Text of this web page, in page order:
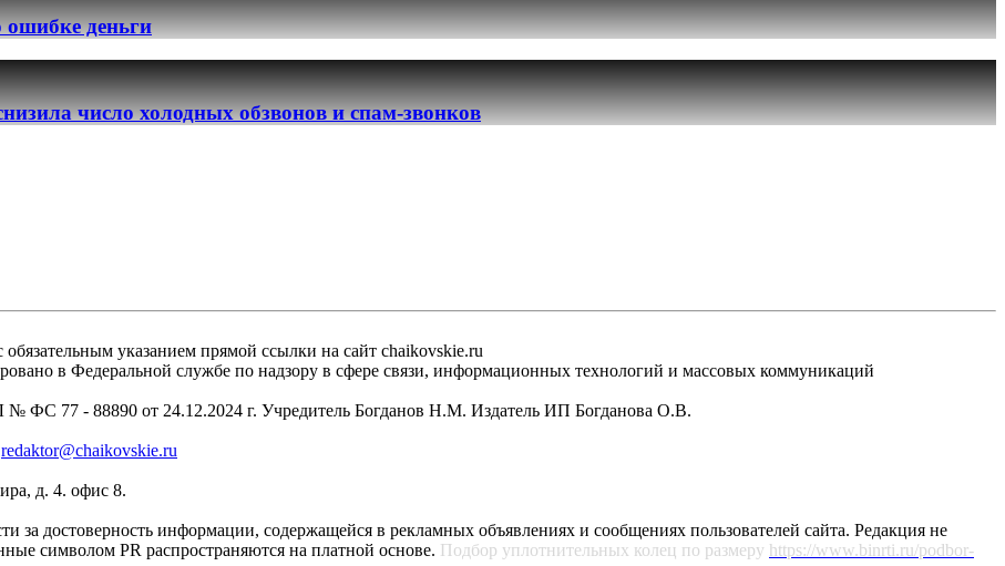
ошибке деньги
число холодных обзвонов и спам-звонков
указанием прямой ссылки на сайт chaikovskie.ru
в Федеральной службе по надзору в сфере связи, информационных технологий и массовых коммуникаций
№ ФС 77 - 88890 от 24.12.2024 г. Учредитель Богданов Н.М. Издатель ИП Богданова О.В.
redaktor@chaikovskie.ru
д. 4. офис 8.
за достоверность информации, содержащейся в рекламных объявлениях и сообщениях пользователей сайта. Редакция не
символом PR распространяются на платной основе. Подбор уплотнительных колец по размеру https://www.binrti.ru/podbor-